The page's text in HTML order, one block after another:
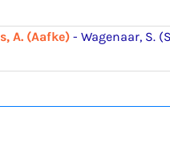
A. (Aafke) - Wagenaar, S.